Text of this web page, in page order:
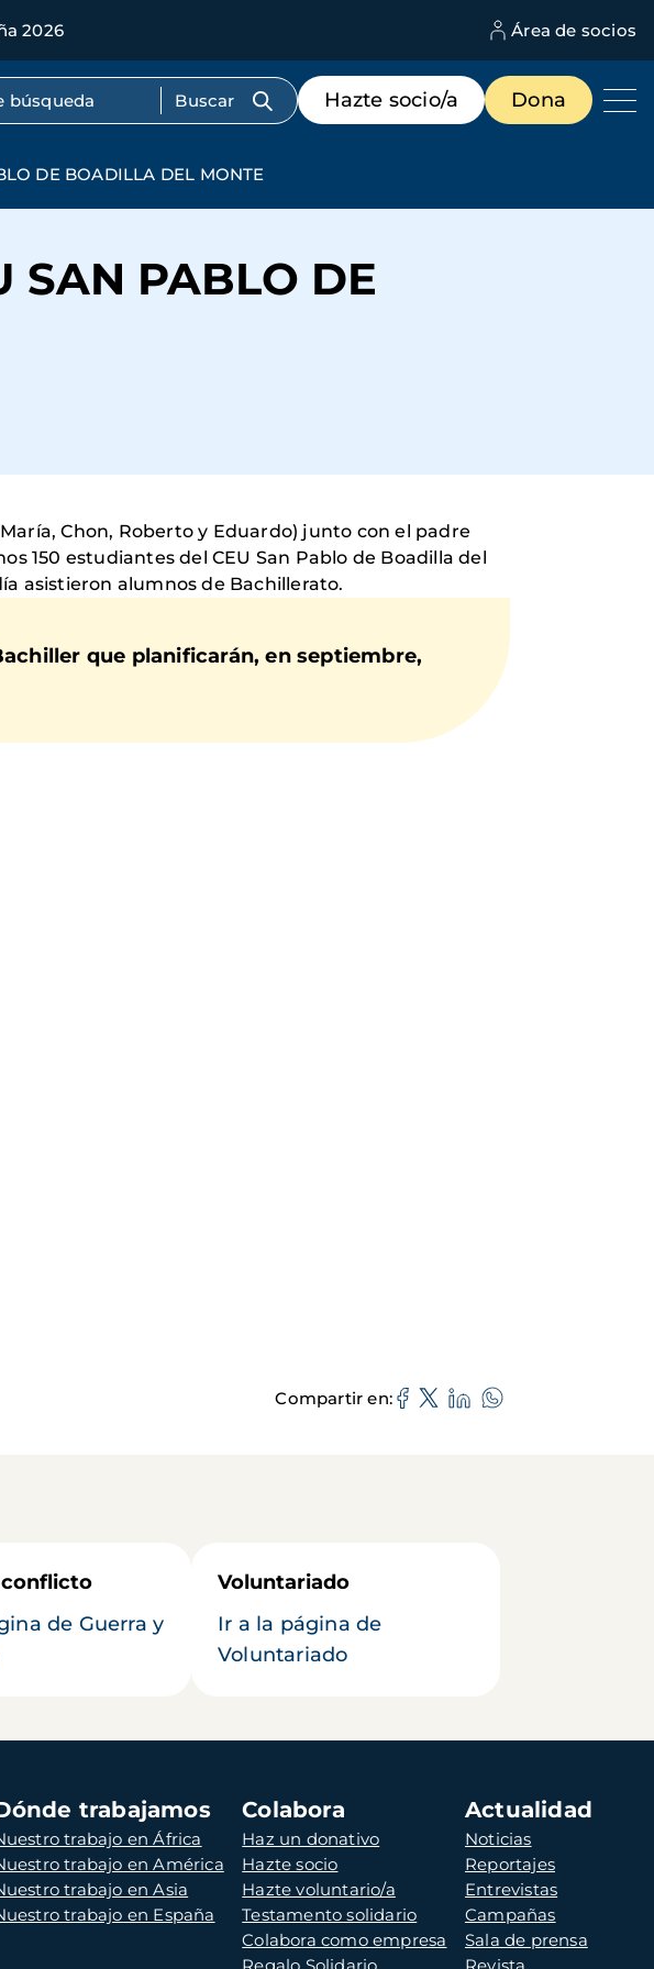
2026 Área de socios
completo
Menú
de
destacados
Hazte socio/a Dona
DE BOADILLA DEL MONTE
PABLO DE
Chon, Roberto y Eduardo) junto con el padre
150 estudiantes del CEU San Pablo de Boadilla del
asistieron alumnos de Bachillerato.
que planificarán, en septiembre,
Compartir en
conflicto
de Guerra y
Voluntariado
Ir a la página de
Voluntariado
trabajamos
trabajo en África
trabajo en América
trabajo en Asia
trabajo en España
Colabora
Haz un donativo
Hazte socio
Hazte voluntario/a
Testamento solidario
Colabora como empresa
Actualidad
Noticias
Reportajes
Entrevistas
Campañas
Sala de prensa